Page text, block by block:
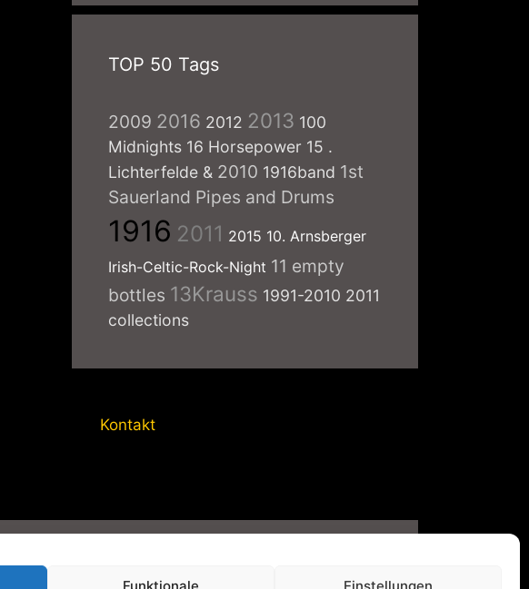
Funktionale Einstellungen
TOP 50 Tags
2009 2016 2012 2013 100
Midnights 16 Horsepower 15 .
Lichterfelde & 2010 1916band 1st
Sauerland Pipes and Drums
1916 2011 2015 10. Arnsberger
Irish-Celtic-Rock-Night 11 empty
bottles 13Krauss 1991-2010 2011
collections
Kontakt